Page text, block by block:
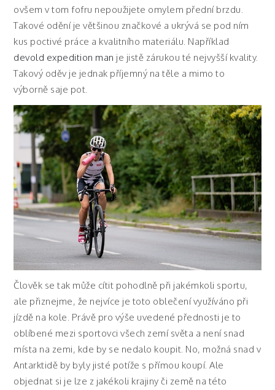
ovšem v tom fofru nepoužijete omylem přední brzdu.
Takové odění je většinou značkové a ukrývá se pod ním
kus poctivé práce a kvalitního materiálu. Například
devold expedition man je jistě zárukou té nejvyšší kvality.
Takový oděv je jednak příjemný na těle a mimo to
výborně saje pot.
Člověk se tak může cítit pohodlně při jakémkoli sportu,
ale přiznejme, že nejvíce je toto oblečení využíváno při
jízdě na kole. Právě pro výše uvedené přednosti je to
oblíbené mezi sportovci všech zemí světa a není snad
místa na zemi, kde by se nedalo koupit. No, možná snad v
Antarktidě by byly jisté potíže s přímou koupí. Ale
objednat si je lze z jakékoli krajiny či země na této